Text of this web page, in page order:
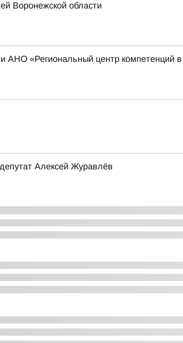
Воронежской области
АНО «Региональный центр компетенций
Алексей Журавлёв